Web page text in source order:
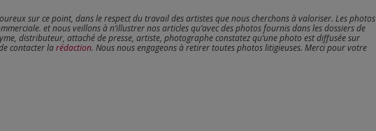
sur ce point, dans le respect du travail des artistes que nous cherchons à valoriser. Les photos
et nous veillons à n’illustrer nos articles qu’avec des photos fournis dans les dossiers de
distributeur, attaché de presse, artiste, photographe constatez qu’une photo est diffusée sur
contacter larédaction. Nous nous engageons à retirer toutes photos litigieuses. Merci pour votre